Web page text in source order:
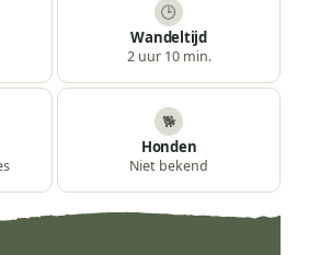
🕒
Wandeltijd
2 uur 10 min.
🐕
Honden
Niet bekend